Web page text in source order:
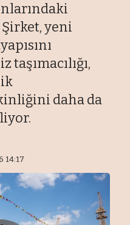
yeni
daha da
14:17